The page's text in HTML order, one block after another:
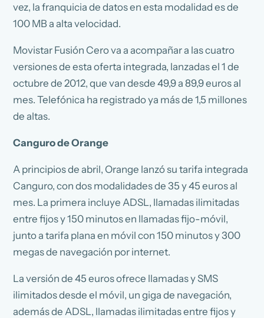
vez, la franquicia de datos en esta modalidad es de
100 MB a alta velocidad.
Movistar Fusión Cero va a acompañar a las cuatro
versiones de esta oferta integrada, lanzadas el 1 de
octubre de 2012, que van desde 49,9 a 89,9 euros al
mes. Telefónica ha registrado ya más de 1,5 millones
de altas.
Canguro de Orange
A principios de abril, Orange lanzó su tarifa integrada
Canguro, con dos modalidades de 35 y 45 euros al
mes. La primera incluye ADSL, llamadas ilimitadas
entre fijos y 150 minutos en llamadas fijo-móvil,
junto a tarifa plana en móvil con 150 minutos y 300
megas de navegación por internet.
La versión de 45 euros ofrece llamadas y SMS
ilimitados desde el móvil, un giga de navegación,
además de ADSL, llamadas ilimitadas entre fijos y